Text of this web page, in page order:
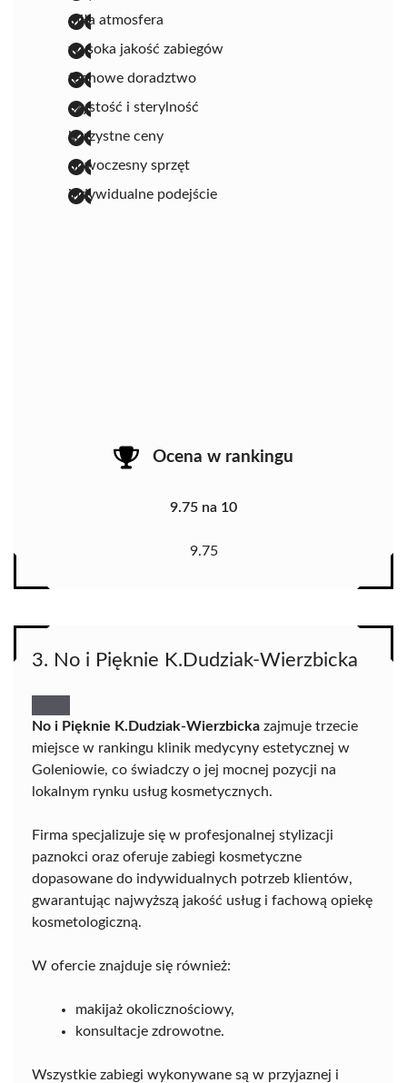
miła atmosfera
wysoka jakość zabiegów
fachowe doradztwo
czystość i sterylność
korzystne ceny
nowoczesny sprzęt
indywidualne podejście
Ocena w rankingu
9.75 na 10
9.75
3. No i Pięknie K.Dudziak-Wierzbicka
No i Pięknie K.Dudziak-Wierzbicka zajmuje trzecie
miejsce w rankingu klinik medycyny estetycznej w
Goleniowie, co świadczy o jej mocnej pozycji na
lokalnym rynku usług kosmetycznych.
Firma specjalizuje się w profesjonalnej stylizacji
paznokci oraz oferuje zabiegi kosmetyczne
dopasowane do indywidualnych potrzeb klientów,
gwarantując najwyższą jakość usług i fachową opiekę
kosmetologiczną.
W ofercie znajduje się również:
makijaż okolicznościowy,
konsultacje zdrowotne.
Wszystkie zabiegi wykonywane są w przyjaznej i